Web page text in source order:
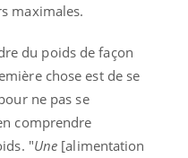
maximales.
du poids de façon
chose est de se
ne pas se
comprendre
"Une [alimentation